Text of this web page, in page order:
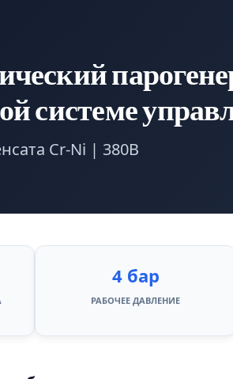
системе
Cr-Ni | 380В
4 бар
РАБОЧЕЕ ДАВЛЕНИЕ